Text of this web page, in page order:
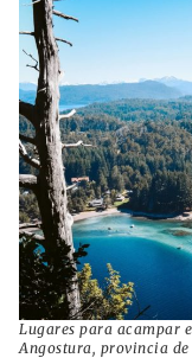
Lugares para acampar
Angostura, provincia de